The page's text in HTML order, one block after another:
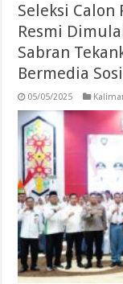
Seleksi Calon
Resmi
Sabran
Bermedia
05/05/2025